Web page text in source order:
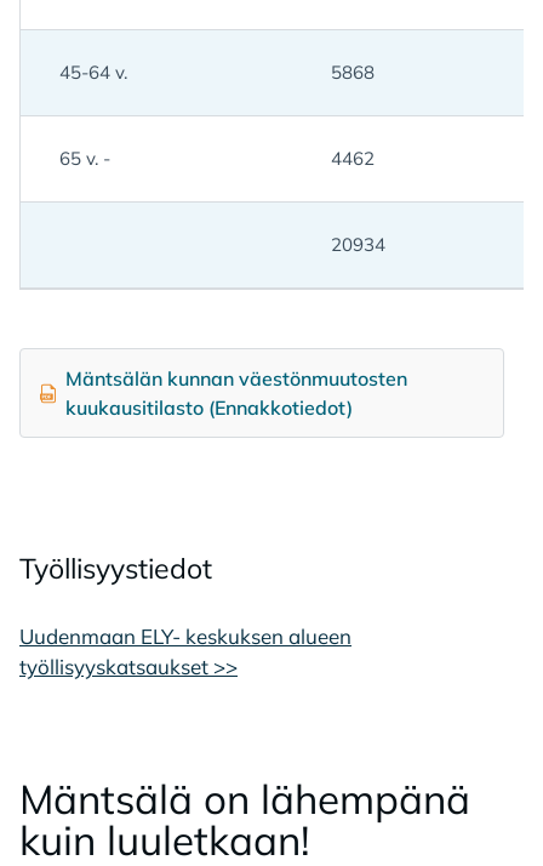
45-64 v. 5868
65 v. - 4462
20934
Mäntsälän kunnan väestönmuutosten
kuukausitilasto (Ennakkotiedot)
Työl­li­syys­tie­dot
Uudenmaan ELY- keskuksen alueen
työllisyyskatsaukset >>
Mänt­sä­lä on lä­hem­pä­nä
kuin luu­let­kaan!